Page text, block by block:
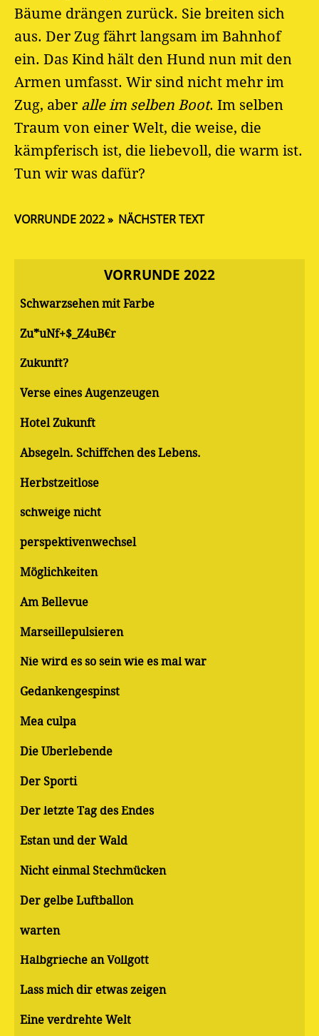
Bäume drängen zurück. Sie breiten sich
aus. Der Zug fährt langsam im Bahnhof
ein. Das Kind hält den Hund nun mit den
Armen umfasst. Wir sind nicht mehr im
Zug, aber alle im selben Boot. Im selben
Traum von einer Welt, die weise, die
kämpferisch ist, die liebevoll, die warm ist.
Tun wir was dafür?
VORRUNDE 2022 NÄCHSTER TEXT
VORRUNDE 2022
Schwarzsehen mit Farbe
Zu*uNf+$_Z4uB€r
Zukunft?
Verse eines Augenzeugen
Hotel Zukunft
Absegeln. Schiffchen des Lebens.
Herbstzeitlose
schweige nicht
perspektivenwechsel
Möglichkeiten
Am Bellevue
Marseillepulsieren
Nie wird es so sein wie es mal war
Gedankengespinst
Mea culpa
Die Überlebende
Der Sporti
Der letzte Tag des Endes
Estan und der Wald
Nicht einmal Stechmücken
Der gelbe Luftballon
warten
Halbgrieche an Vollgott
Lass mich dir etwas zeigen
Eine verdrehte Welt